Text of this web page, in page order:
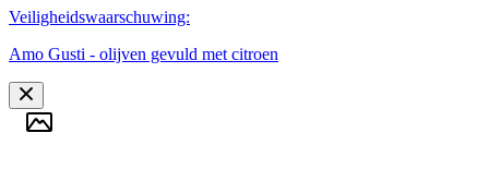
Veiligheidswaarschuwing:
Amo Gusti - olijven gevuld met citroen